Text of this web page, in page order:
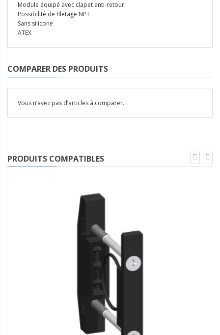
Module équipé avec clapet anti-retour
Possibilité de filetage NPT
Sans silicone
ATEX
COMPARER DES PRODUITS
Vous n’avez pas d’articles à comparer.
PRODUITS COMPATIBLES